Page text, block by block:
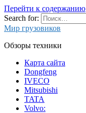
Перейти к содержанию
Search for:
Мир грузовиков
Обзоры техники
Карта сайта
Dongfeng
IVECO
Mitsubishi
TATA
Volvo: